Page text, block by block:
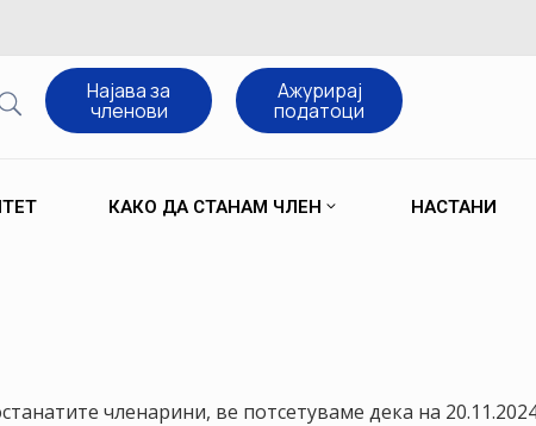
Најава за
членови
Ажурирај
податоци
КАКО ДА СТАНАМ ЧЛЕН НАСТАНИ
членарини, ве потсетуваме дека на